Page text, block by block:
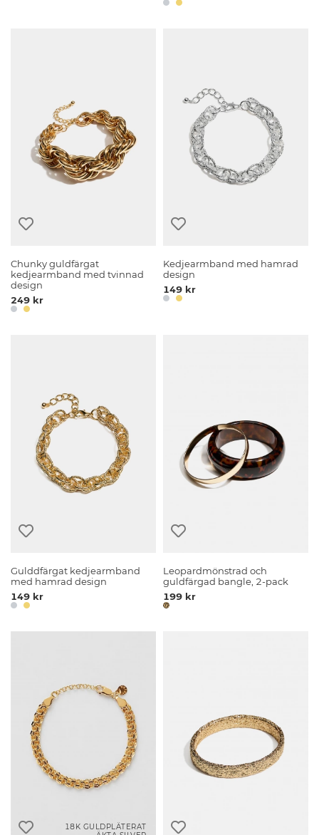
Chunky guldfärgat
kedjearmband med tvinnad
design
249 kr
Kedjearmband med hamrad
design
149 kr
Gulddfärgat kedjearmband
med hamrad design
149 kr
Leopardmönstrad och
guldfärgad bangle, 2-pack
199 kr
18K GULDPLÄTERAT